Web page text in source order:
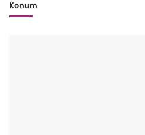
Konum